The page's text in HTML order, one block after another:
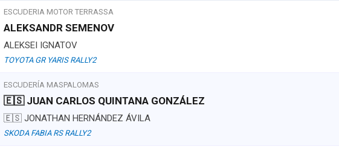
ESCUDERIA MOTOR TERRASSA
ALEKSANDR SEMENOV
ALEKSEI IGNATOV
TOYOTA GR YARIS RALLY2
ESCUDERÍA MASPALOMAS
🇪🇸 JUAN CARLOS QUINTANA GONZÁLEZ
🇪🇸 JONATHAN HERNÁNDEZ ÁVILA
SKODA FABIA RS RALLY2